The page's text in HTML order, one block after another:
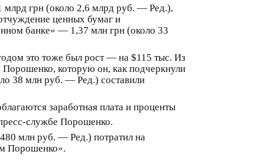
грн (около 2,6 млрд руб. — Ред.),
ценных бумаг и
банке» — 1,37 млн грн (около 33
это тоже был рост — на $115 тыс. Из
которую он, как подчеркнули
38 млн руб. — Ред.) составили
заработная плата и проценты
службе Порошенко.
млн руб. — Ред.) потратил на
Порошенко».